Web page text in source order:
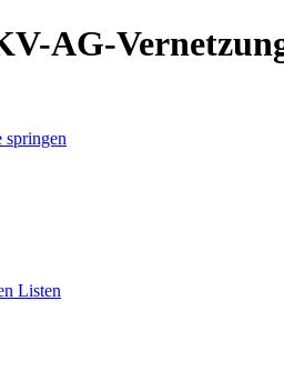
AG-
springen
Listen